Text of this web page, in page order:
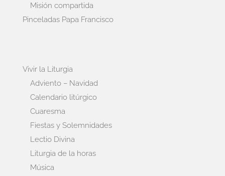
Misión compartida
Pinceladas Papa Francisco
Vivir la Liturgia
Adviento – Navidad
Calendario litúrgico
Cuaresma
Fiestas y Solemnidades
Lectio Divina
Liturgia de la horas
Música